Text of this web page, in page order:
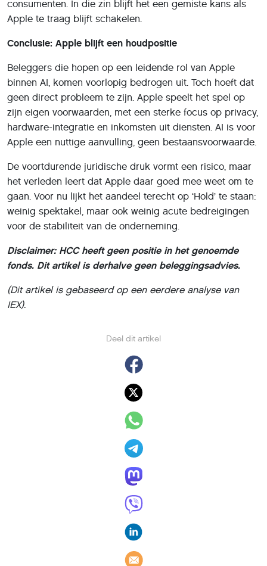
Deel dit artikel
consumenten. In die zin blijft het een gemiste kans als
Apple te traag blijft schakelen.
Conclusie: Apple blijft een houdpositie
Beleggers die hopen op een leidende rol van Apple
binnen AI, komen voorlopig bedrogen uit. Toch hoeft dat
geen direct probleem te zijn. Apple speelt het spel op
zijn eigen voorwaarden, met een sterke focus op privacy,
hardware-integratie en inkomsten uit diensten. AI is voor
Apple een nuttige aanvulling, geen bestaansvoorwaarde.
De voortdurende juridische druk vormt een risico, maar
het verleden leert dat Apple daar goed mee weet om te
gaan. Voor nu lijkt het aandeel terecht op ‘Hold’ te staan:
weinig spektakel, maar ook weinig acute bedreigingen
voor de stabiliteit van de onderneming.
Disclaimer: HCC heeft geen positie in het genoemde
fonds. Dit artikel is derhalve geen beleggingsadvies.
(Dit artikel is gebaseerd op een eerdere analyse van
IEX).